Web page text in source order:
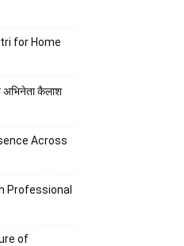
for Home
अभिनेता कैलाश
Across
Professional
of